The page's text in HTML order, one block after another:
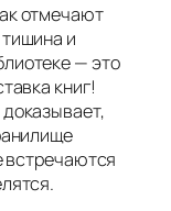
отмечают
и
— это
книг!
встречаются